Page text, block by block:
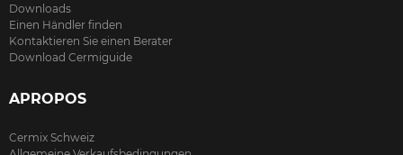
Downloads
Einen Händler finden
Kontaktieren Sie einen Berater
Download Cermiguide
APROPOS
Cermix Schweiz